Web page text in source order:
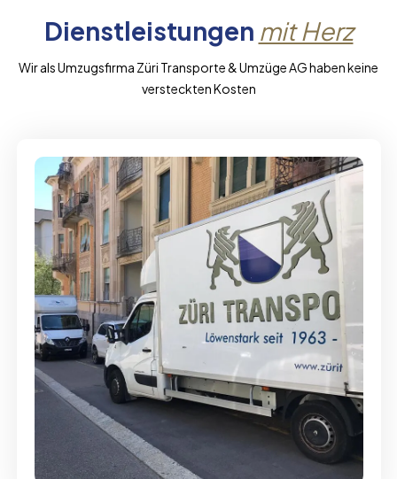
Dienstleistungen mit Herz
Wir als Umzugsfirma Züri Transporte & Umzüge AG haben keine
versteckten Kosten
Full-Service - Für Privatumzüge